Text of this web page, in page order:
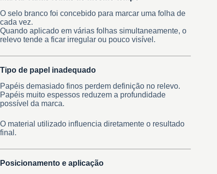
O selo branco foi concebido para marcar uma folha de
cada vez.
Quando aplicado em várias folhas simultaneamente, o
relevo tende a ficar irregular ou pouco visível.
Tipo de papel inadequado
Papéis demasiado finos perdem definição no relevo.
Papéis muito espessos reduzem a profundidade
possível da marca.
O material utilizado influencia diretamente o resultado
final.
Posicionamento e aplicação